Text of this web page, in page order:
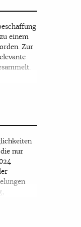
einem
Zur
nur